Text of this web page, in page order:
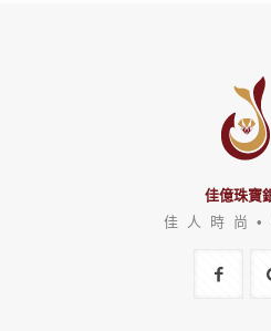
佳億珠寶
佳 人 時 尚 •